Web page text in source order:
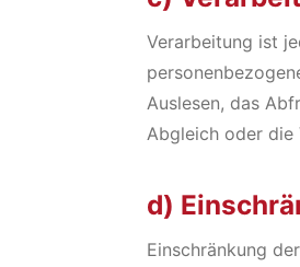
Verarbeitung ist
Auslesen, das
Abgleich oder die
d)
Einschränkung